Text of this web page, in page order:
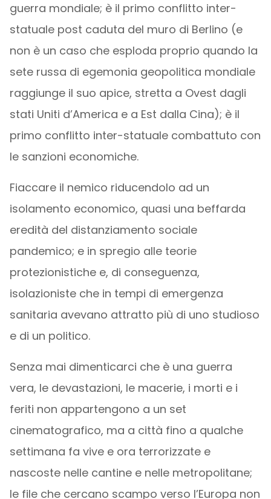
guerra mondiale; è il primo conflitto inter-
statuale post caduta del muro di Berlino (e
non è un caso che esploda proprio quando la
sete russa di egemonia geopolitica mondiale
raggiunge il suo apice, stretta a Ovest dagli
stati Uniti d’America e a Est dalla Cina); è il
primo conflitto inter-statuale combattuto con
le sanzioni economiche.
Fiaccare il nemico riducendolo ad un
isolamento economico, quasi una beffarda
eredità del distanziamento sociale
pandemico; e in spregio alle teorie
protezionistiche e, di conseguenza,
isolazioniste che in tempi di emergenza
sanitaria avevano attratto più di uno studioso
e di un politico.
Senza mai dimenticarci che è una guerra
vera, le devastazioni, le macerie, i morti e i
feriti non appartengono a un set
cinematografico, ma a città fino a qualche
settimana fa vive e ora terrorizzate e
nascoste nelle cantine e nelle metropolitane;
le file che cercano scampo verso l’Europa non